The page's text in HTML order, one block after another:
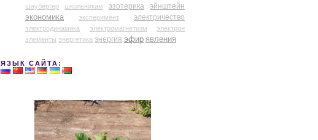
шаубергер
школьникам эзотерика
эйнштейн
экономика
эксперимент электричество
электродинамика электромагнетизм
электрон
элементы энергетика энергия эфир явления
ЯЗЫК САЙТА: